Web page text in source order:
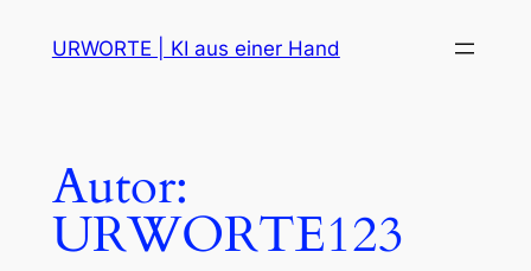
InhaltURWORTE | KI aus einer Hand
Autor:
URWORTE123